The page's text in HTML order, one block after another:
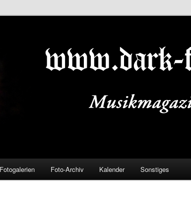
Fotogalerien Foto-Archiv Kalender Sonstiges